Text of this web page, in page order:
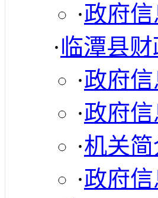
·政府
·临潭县财
·政府
·政府
·机关
·政府